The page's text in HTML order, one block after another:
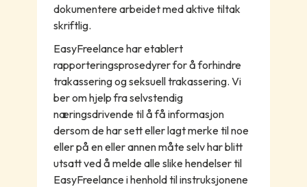
dokumentere arbeidet med aktive tiltak
skriftlig.
EasyFreelance har etablert
rapporteringsprosedyrer for å forhindre
trakassering og seksuell trakassering. Vi
ber om hjelp fra selvstendig
næringsdrivende til å få informasjon
dersom de har sett eller lagt merke til noe
eller på en eller annen måte selv har blitt
utsatt ved å melde alle slike hendelser til
EasyFreelance i henhold til instruksjonene